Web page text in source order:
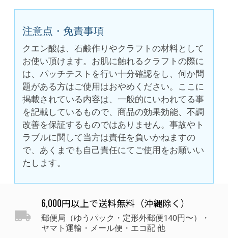
注意点・免責事項
クエン酸は、石鹸作りやクラフトの材料として
お使い頂けます。お肌に触れるクラフトの際に
は、パッチテストを行い十分確認をし、何か問
題がある方はご使用はおやめください。ここに
掲載されている内容は、一般的にいわれてる事
を記載しているもので、商品の効果効能、不調
改善を保証するものではありません。事故やト
ラブルに関して当方は責任を負いかねますの
で、あくまでも自己責任にてご使用をお願いい
たします。
6,000円以上で送料無料（沖縄除く）
郵便局（ゆうパック・定形外郵便140円〜）・
ヤマト運輸・メール便・エコ配 他